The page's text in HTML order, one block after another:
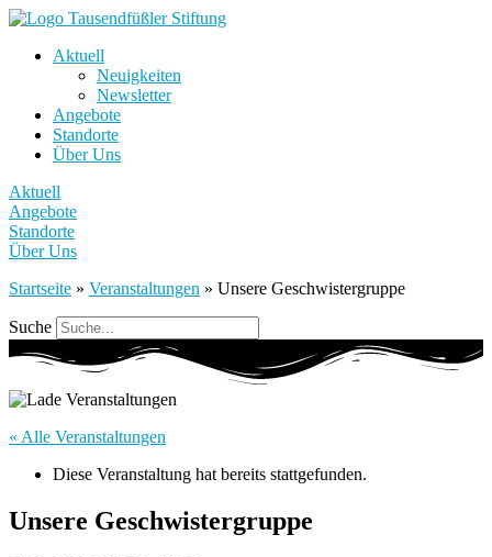
Aktuell
Neuigkeiten
Newsletter
Angebote
Standorte
Über Uns
Aktuell
Angebote
Standorte
Über Uns
Startseite » Veranstaltungen » Unsere Geschwistergruppe
Suche
« Alle Veranstaltungen
Diese Veranstaltung hat bereits stattgefunden.
Unsere Geschwistergruppe